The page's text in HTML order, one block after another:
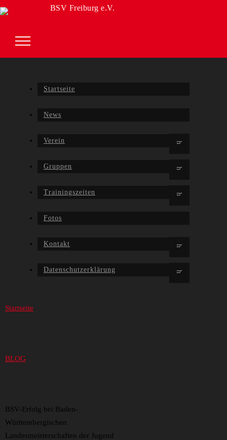
BSV Freiburg e.V.
Startseite
News
Verein
Gruppen
Trainingszeiten
Fotos
Kontakt
Datenschutzerklärung
Startseite
BLOG
BSV-Erfolg bei Baden-
Württembergischen
Landesmeisterschaften der Jugend